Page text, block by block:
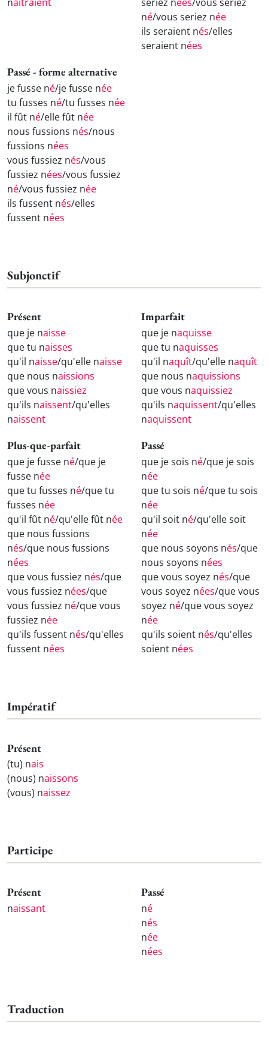
né/vous seriez née
ils seraient nés/elles
seraient nées
Passé - forme alternative
je fusse né/je fusse née
tu fusses né/tu fusses née
il fût né/elle fût née
nous fussions nés/nous
fussions nées
vous fussiez nés/vous
fussiez nées/vous fussiez
né/vous fussiez née
ils fussent nés/elles
fussent nées
Subjonctif
Présent
que je naisse
que tu naisses
qu'il naisse/qu'elle naisse
que nous naissions
que vous naissiez
qu'ils naissent/qu'elles
naissent
Imparfait
que je naquisse
que tu naquisses
qu'il naquît/qu'elle naquît
que nous naquissions
que vous naquissiez
qu'ils naquissent/qu'elles
naquissent
Plus-que-parfait
que je fusse né/que je
fusse née
que tu fusses né/que tu
fusses née
qu'il fût né/qu'elle fût née
que nous fussions
nés/que nous fussions
nées
que vous fussiez nés/que
vous fussiez nées/que
vous fussiez né/que vous
fussiez née
qu'ils fussent nés/qu'elles
fussent nées
Passé
que je sois né/que je sois
née
que tu sois né/que tu sois
née
qu'il soit né/qu'elle soit
née
que nous soyons nés/que
nous soyons nées
que vous soyez nés/que
vous soyez nées/que vous
soyez né/que vous soyez
née
qu'ils soient nés/qu'elles
soient nées
Impératif
Présent
(tu) nais
(nous) naissons
(vous) naissez
Participe
Présent
naissant
Passé
né
nés
née
nées
Traduction